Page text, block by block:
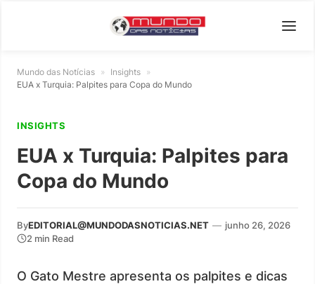
Mundo das Notícias » Insights »
EUA x Turquia: Palpites para Copa do Mundo
INSIGHTS
EUA x Turquia: Palpites para
Copa do Mundo
ByEDITORIAL@MUNDODASNOTICIAS.NET — junho 26, 2026
2 min Read
O Gato Mestre apresenta os palpites e dicas